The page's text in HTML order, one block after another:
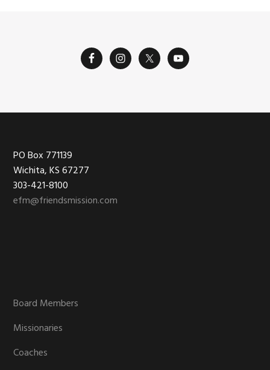
Footer
PO Box 771139
Wichita, KS 67277
303-421-8100
efm@friendsmission.com
Board Members
Missionaries
Coaches